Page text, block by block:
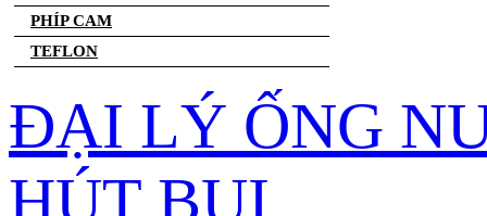
PHÍP CAM
TEFLON
ĐẠI LÝ ỐNG
HÚT BỤI